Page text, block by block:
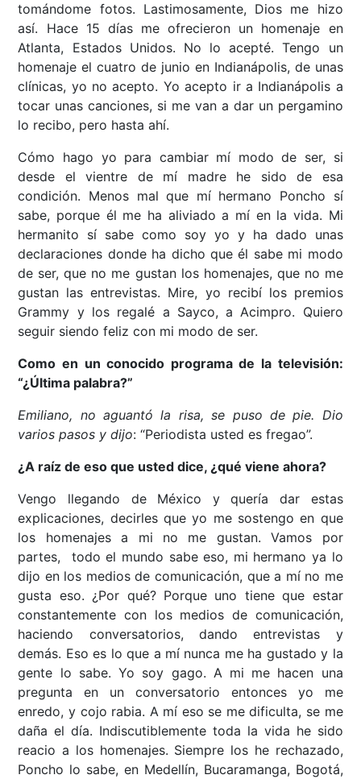
tomándome fotos. Lastimosamente, Dios me hizo
así. Hace 15 días me ofrecieron un homenaje en
Atlanta, Estados Unidos. No lo acepté. Tengo un
homenaje el cuatro de junio en Indianápolis, de unas
clínicas, yo no acepto. Yo acepto ir a Indianápolis a
tocar unas canciones, si me van a dar un pergamino
lo recibo, pero hasta ahí.
Cómo hago yo para cambiar mí modo de ser, si
desde el vientre de mí madre he sido de esa
condición. Menos mal que mí hermano Poncho sí
sabe, porque él me ha aliviado a mí en la vida. Mi
hermanito sí sabe como soy yo y ha dado unas
declaraciones donde ha dicho que él sabe mi modo
de ser, que no me gustan los homenajes, que no me
gustan las entrevistas. Mire, yo recibí los premios
Grammy y los regalé a Sayco, a Acimpro. Quiero
seguir siendo feliz con mi modo de ser.
Como en un conocido programa de la televisión:
“¿Última palabra?”
Emiliano, no aguantó la risa, se puso de pie. Dio
varios pasos y dijo: “Periodista usted es fregao”.
¿A raíz de eso que usted dice, ¿qué viene ahora?
Vengo llegando de México y quería dar estas
explicaciones, decirles que yo me sostengo en que
los homenajes a mi no me gustan. Vamos por
partes, todo el mundo sabe eso, mi hermano ya lo
dijo en los medios de comunicación, que a mí no me
gusta eso. ¿Por qué? Porque uno tiene que estar
constantemente con los medios de comunicación,
haciendo conversatorios, dando entrevistas y
demás. Eso es lo que a mí nunca me ha gustado y la
gente lo sabe. Yo soy gago. A mi me hacen una
pregunta en un conversatorio entonces yo me
enredo, y cojo rabia. A mí eso se me dificulta, se me
daña el día. Indiscutiblemente toda la vida he sido
reacio a los homenajes. Siempre los he rechazado,
Poncho lo sabe, en Medellín, Bucaramanga, Bogotá,